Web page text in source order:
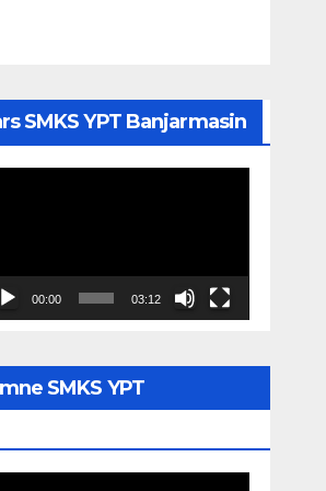
SMKS YPT Banjarmasin
00:00 03:12
SMKS YPT